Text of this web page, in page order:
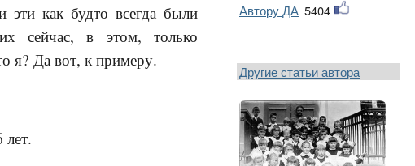
эти как будто всегда были
сейчас, в этом, только
я? Да вот, к примеру.
лет.
Автору ДА 5404
Другие статьи автора